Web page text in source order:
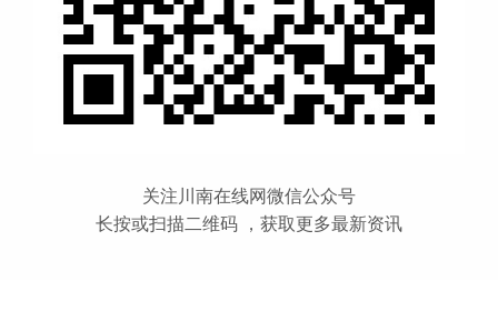
关注川南在线网微信公众号
长按或扫描二维码 ，获取更多最新资讯